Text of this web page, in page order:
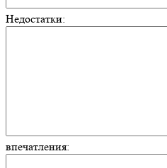
Недостатки:
впечатления: